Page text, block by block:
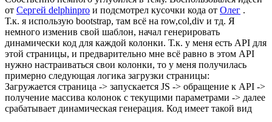
от Сергей delphinpro и подсмотрел кусочки кода от Олег .
Т.к. я использую bootstrap, там всё на row,col,div и тд. Я
немного изменив свой шаблон, начал генерировать
динамически код для каждой колонки. Т.к. у меня есть API для
этой страницы, и предварительно мне всё равно в этом API
нужно настраиваться свои колонки, то у меня получилась
примерно следующая логика загрузки страницы:
Загружается страница -> запускается JS -> обращение к API ->
получение массива колонок с текущими параметрами -> далее
срабатывает динамическая генерация. Код имеет такой вид